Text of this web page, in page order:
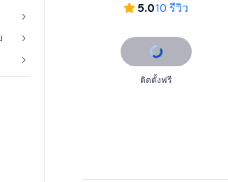
5.010 รีวิว
ติดตั้งฟรี